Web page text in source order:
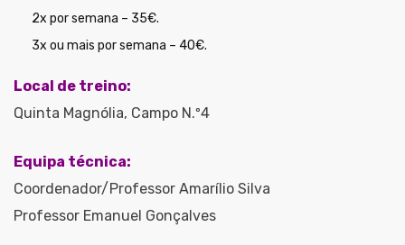
2x por semana – 35€.
3x ou mais por semana – 40€.
Local de treino:
Quinta Magnólia, Campo N.º4
Equipa técnica:
Coordenador/Professor Amarílio Silva
Professor Emanuel Gonçalves